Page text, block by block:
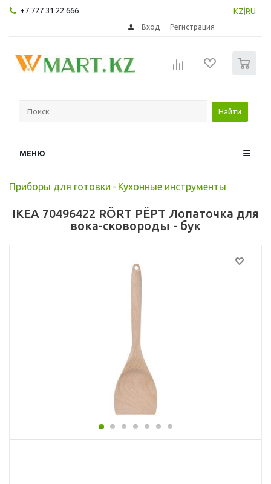
+7 727 31 22 666 KZ RU
Вход Регистрация
Найти
МЕНЮ
Приборы для готовки - Кухонные инструменты
IKEA 70496422 RÖRT РЁРТ Лопаточка для
вока-сковороды - бук